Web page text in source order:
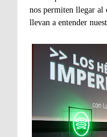
nos permiten llegar al
llevan a entender